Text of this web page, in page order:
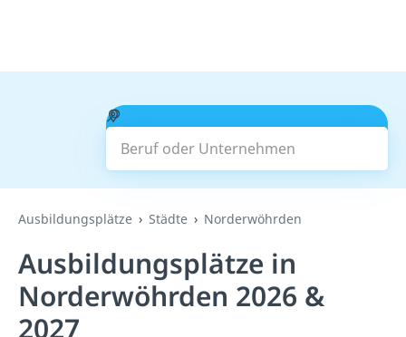
Beruf oder Unternehmen
Suchen
Ausbildungsplätze Städte Norderwöhrden
Ausbildungsplätze in
Norderwöhrden 2026 &
2027